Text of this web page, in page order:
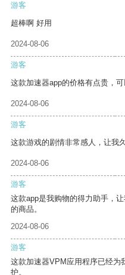
游客
超棒啊 好用
2024-08-06
游客
这款加速器app的价格有点贵，
2024-08-06
游客
这款游戏的剧情非常感人，让我
2024-08-06
游客
这款app是我购物的得力助手，
的商品。
2024-08-06
游客
这款加速器VPM应用程序已经为
护。